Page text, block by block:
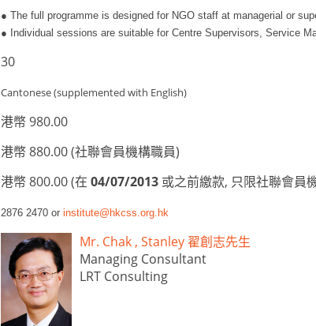
● The full programme is designed for NGO staff at managerial or
●
Individual sessions are suitable for Centre Supervisors, Service
30
Cantonese (supplemented with English)
港幣 980.00
港幣 880.00 (社聯會員機構職員)
港幣 800.00 (在 04/07/2013 或之前繳款, 只限社聯會員
2876 2470 or institute@hkcss.org.hk
Mr. Chak , Stanley 翟創志先生
Managing Consultant
LRT Consulting